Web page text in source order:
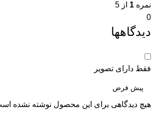
نمره 1 از 5
0
دیدگاهها
فقط دارای تصویر
هیچ دیدگاهی برای این محصول نوشته نشده